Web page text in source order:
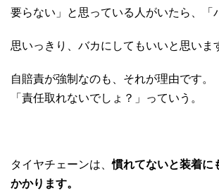
要らない」と思っている人がいたら、「
思いっきり、バカにしてもいいと思いま
自賠責が強制なのも、それが理由です。
「責任取れないでしょ？」っていう。
タイヤチェーンは、慣れてないと装着に
かかります。